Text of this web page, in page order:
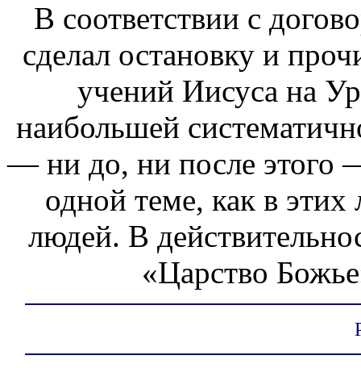
В соответствии с
сделал остановку и
учений Иисуса на
наибольшей
— ни до, ни после этого
одной теме, как в этих
людей. В
«Царство